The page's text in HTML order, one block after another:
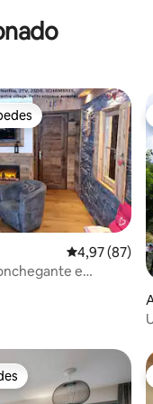
112avaliações
mais apreciados
Classificação
4,97 (87)
e